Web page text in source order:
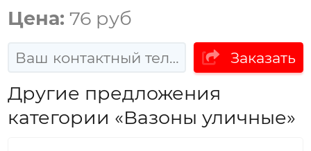
Цена: 76 руб
Заказать
Другие предложения
категории «Вазоны уличные»